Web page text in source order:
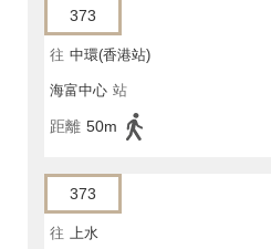
373
往 中環(香港站)
海富中心 站
距離 50m
373
往 上水